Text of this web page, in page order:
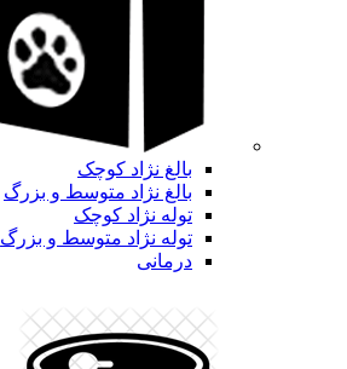
بالغ نژاد کوچک
بالغ نژاد متوسط و بزرگ
توله نژاد کوچک
توله نژاد متوسط و بزرگ
درمانی